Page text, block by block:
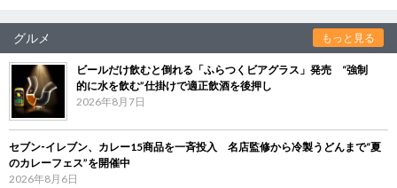
グルメ もっと見る
ビールだけ飲むと倒れる「ふらつくビアグラス」発売 “強制
的に水を飲む”仕掛けで適正飲酒を後押し
2026年8月7日
セブン‐イレブン、カレー15商品を一斉投入 名店監修から冷製うどんまで“夏
のカレーフェス”を開催中
2026年8月6日